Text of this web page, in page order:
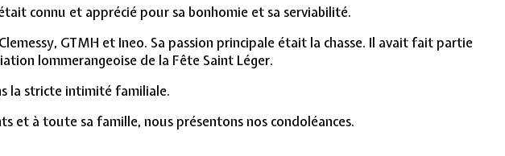
connu et apprécié pour sa bonhomie et sa serviabilité.
GTMH et Ineo. Sa passion principale était la chasse. Il avait fait partie
lommerangeoise de la Fête Saint Léger.
la stricte intimité familiale.
et à toute sa famille, nous présentons nos condoléances.